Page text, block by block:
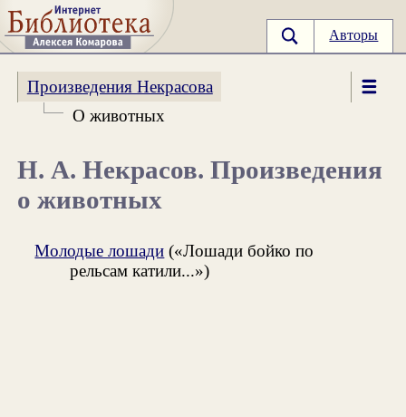
Авторы
Произведения Некрасова
О животных
Н. А. Некрасов. Произведения
о животных
Молодые лошади («Лошади бойко по
рельсам катили...»)